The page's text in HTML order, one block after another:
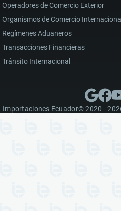
Operadores de Comercio Exterior
Organismos de Comercio Internacional
Regímenes Aduaneros
Transacciones Financieras
Tránsito Internacional
Importaciones Ecuador© 2020 -